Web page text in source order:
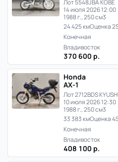
Лот 5548JBA KOBE
14 июля 2026 12:00
1988 г., 250 см3
24 425 кмОценка 2
Конечная
Владивосток
370 600 р.
Honda
AX-1
Лот 2712BDS
10 июля 2026 12:30
1988 г., 250 см3
33 383 кмОценка 4
Конечная
Владивосток
408 100 р.